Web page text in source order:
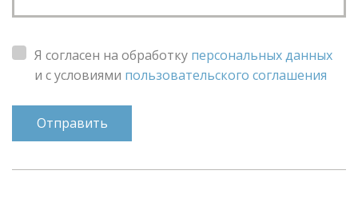
Я согласен на обработку персональных данных
и с условиями пользовательского соглашения
Отправить